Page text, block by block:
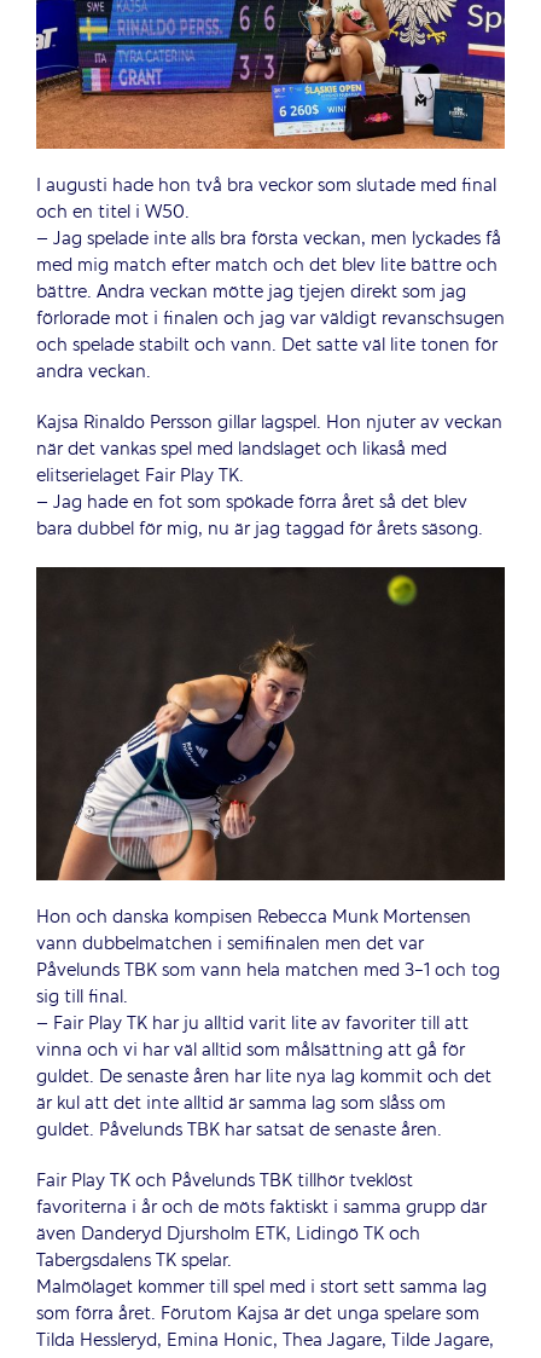
I augusti hade hon två bra veckor som slutade med final
och en titel i W50.
– Jag spelade inte alls bra första veckan, men lyckades få
med mig match efter match och det blev lite bättre och
bättre. Andra veckan mötte jag tjejen direkt som jag
förlorade mot i finalen och jag var väldigt revanschsugen
och spelade stabilt och vann. Det satte väl lite tonen för
andra veckan.
Kajsa Rinaldo Persson gillar lagspel. Hon njuter av veckan
när det vankas spel med landslaget och likaså med
elitserielaget Fair Play TK.
– Jag hade en fot som spökade förra året så det blev
bara dubbel för mig, nu är jag taggad för årets säsong.
Hon och danska kompisen Rebecca Munk Mortensen
vann dubbelmatchen i semifinalen men det var
Påvelunds TBK som vann hela matchen med 3-1 och tog
sig till final.
– Fair Play TK har ju alltid varit lite av favoriter till att
vinna och vi har väl alltid som målsättning att gå för
guldet. De senaste åren har lite nya lag kommit och det
är kul att det inte alltid är samma lag som slåss om
guldet. Påvelunds TBK har satsat de senaste åren.
Fair Play TK och Påvelunds TBK tillhör tveklöst
favoriterna i år och de möts faktiskt i samma grupp där
även Danderyd Djursholm ETK, Lidingö TK och
Tabergsdalens TK spelar.
Malmölaget kommer till spel med i stort sett samma lag
som förra året. Förutom Kajsa är det unga spelare som
Tilda Hessleryd, Emina Honic, Thea Jagare, Tilde Jagare,